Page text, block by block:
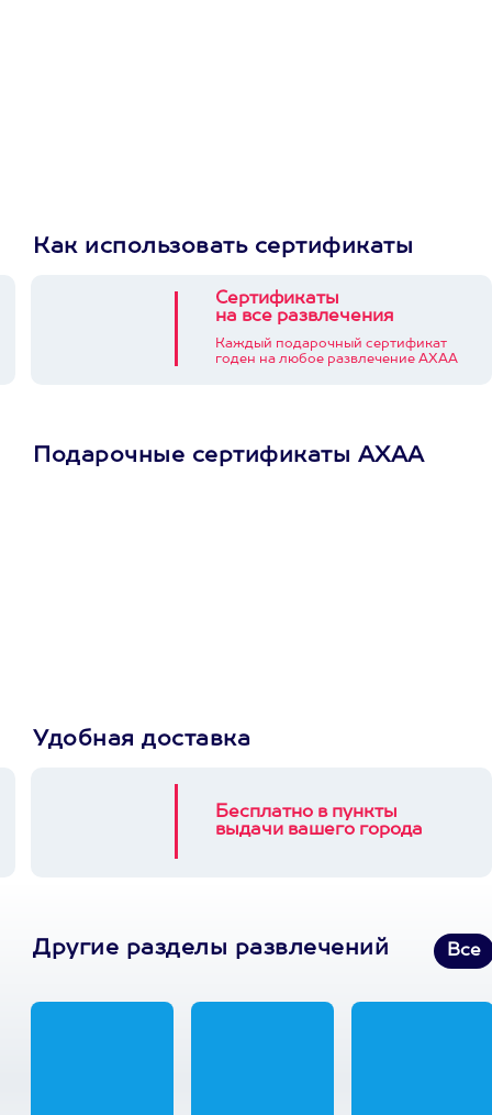
Как использовать сертификаты
Сертификаты
на все развлечения
Каждый подарочный сертификат
годен на любое развлечение АХАА
Подарочные сертификаты АХАА
Удобная доставка
Бесплатно в пункты
выдачи вашего города
Другие разделы развлечений Все